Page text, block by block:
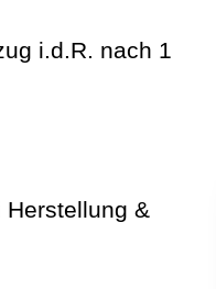
i.d.R. nach 1
&